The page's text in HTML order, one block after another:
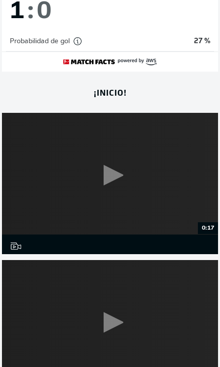
1:0
Probabilidad de gol 27 %
¡INICIO!
0:17